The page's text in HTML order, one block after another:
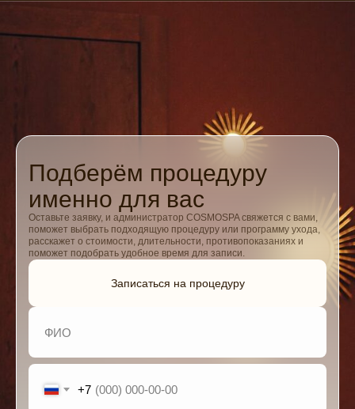
Подберём процедуру
именно для вас
Оставьте заявку, и администратор COSMOSPA свяжется с вами,
поможет выбрать подходящую процедуру или программу ухода,
расскажет о стоимости, длительности, противопоказаниях и
поможет подобрать удобное время для записи.
Записаться на процедуру
+7